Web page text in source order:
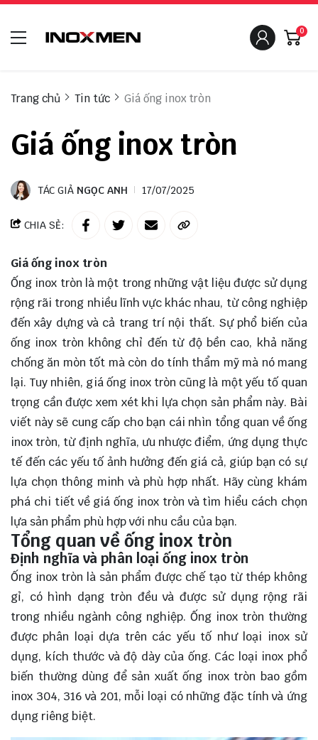
0
Trang chủ Tin tức Giá ống inox tròn
Giá ống inox tròn
TÁC GIẢ NGỌC ANH 17/07/2025
CHIA SẺ:
Giá ống inox tròn
Ống inox tròn là một trong những vật liệu được sử dụng
rộng rãi trong nhiều lĩnh vực khác nhau, từ công nghiệp
đến xây dựng và cả trang trí nội thất. Sự phổ biến của
ống inox tròn không chỉ đến từ độ bền cao, khả năng
chống ăn mòn tốt mà còn do tính thẩm mỹ mà nó mang
lại. Tuy nhiên, giá ống inox tròn cũng là một yếu tố quan
trọng cần được xem xét khi lựa chọn sản phẩm này. Bài
viết này sẽ cung cấp cho bạn cái nhìn tổng quan về ống
inox tròn, từ định nghĩa, ưu nhược điểm, ứng dụng thực
tế đến các yếu tố ảnh hưởng đến giá cả, giúp bạn có sự
lựa chọn thông minh và phù hợp nhất. Hãy cùng khám
phá chi tiết về giá ống inox tròn và tìm hiểu cách chọn
lựa sản phẩm phù hợp với nhu cầu của bạn.
Tổng quan về ống inox tròn
Định nghĩa và phân loại ống inox tròn
Ống inox tròn là sản phẩm được chế tạo từ thép không
gỉ, có hình dạng tròn đều và được sử dụng rộng rãi
trong nhiều ngành công nghiệp. Ống inox tròn thường
được phân loại dựa trên các yếu tố như loại inox sử
dụng, kích thước và độ dày của ống. Các loại inox phổ
biến thường dùng để sản xuất ống inox tròn bao gồm
inox 304, 316 và 201, mỗi loại có những đặc tính và ứng
dụng riêng biệt.